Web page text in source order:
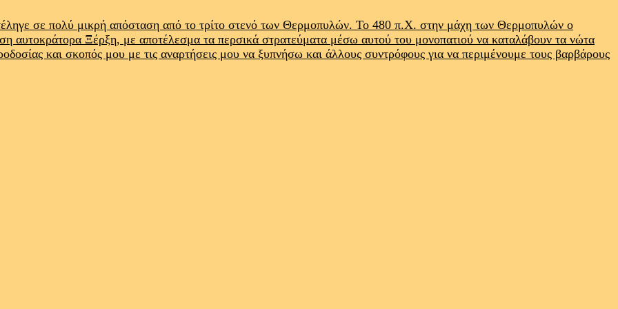
σε πολύ μικρή απόσταση από το τρίτο στενό των Θερμοπυλών. Το 480 π.Χ. στην μάχη των Θερμοπυλών ο
αυτοκράτορα Ξέρξη, με αποτέλεσμα τα περσικά στρατεύματα μέσω αυτού του μονοπατιού να καταλάβουν τα νώτα
και σκοπός μου με τις αναρτήσεις μου να ξυπνήσω και άλλους συντρόφους για να περιμένουμε τους βαρβάρους